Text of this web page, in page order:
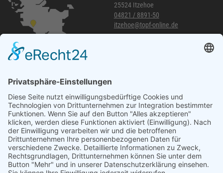
25524 Itzehoe
04821 / 8891-50
itzehoe@topf-online.de
040 / 21 04 04 04-04
glinde@topf-online.de
Öffnungszeiten und mehr